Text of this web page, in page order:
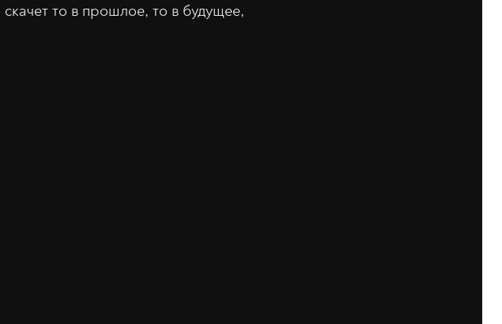
то в прошлое, то в будущее,